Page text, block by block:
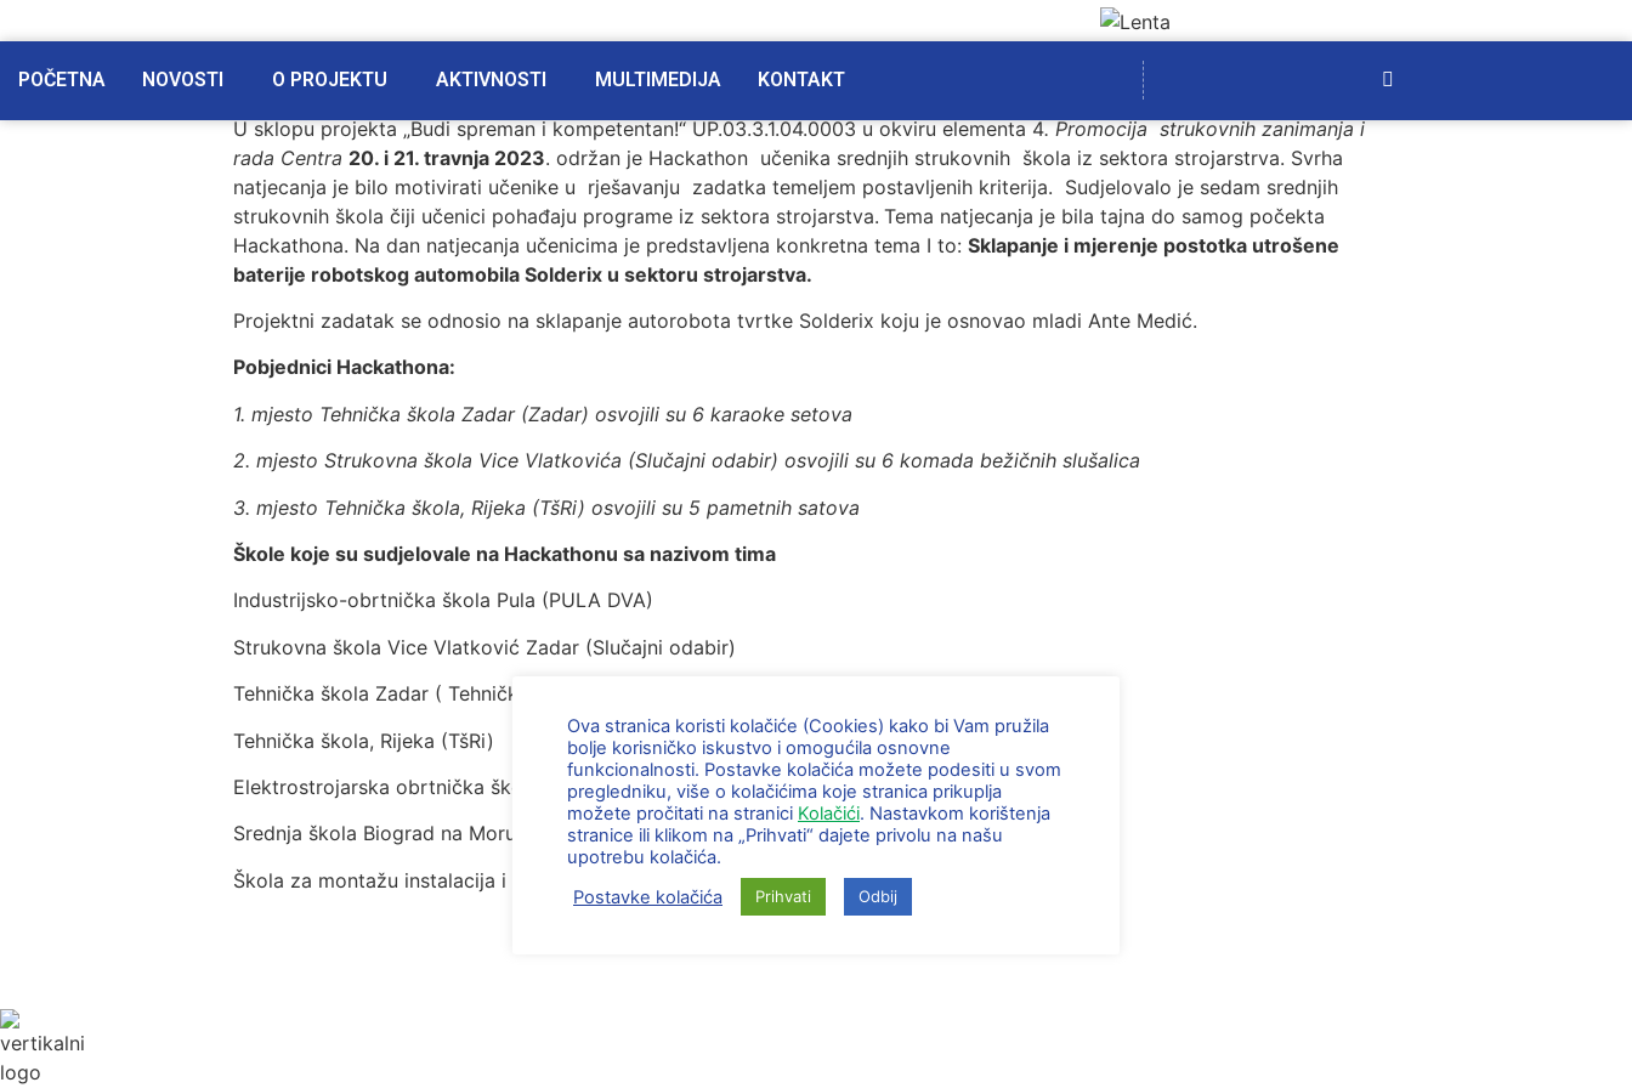
POČETNA NOVOSTI O PROJEKTU AKTIVNOSTI MULTIMEDIJA KONTAKT
U sklopu projekta „Budi spreman i kompetentan!“ UP.03.3.1.04.0003 u okviru elementa 4. Promocija strukovnih zanimanja i
rada Centra 20. i 21. travnja 2023. održan je Hackathon učenika srednjih strukovnih škola iz sektora strojarstrva. Svrha
natjecanja je bilo motivirati učenike u rješavanju zadatka temeljem postavljenih kriterija. Sudjelovalo je sedam srednjih
strukovnih škola čiji učenici pohađaju programe iz sektora strojarstva. Tema natjecanja je bila tajna do samog počekta
Hackathona. Na dan natjecanja učenicima je predstavljena konkretna tema I to: Sklapanje i mjerenje postotka utrošene
baterije robotskog automobila Solderix u sektoru strojarstva.
Projektni zadatak se odnosio na sklapanje autorobota tvrtke Solderix koju je osnovao mladi Ante Medić.
Pobjednici Hackathona:
1. mjesto Tehnička škola Zadar (Zadar) osvojili su 6 karaoke setova
2. mjesto Strukovna škola Vice Vlatkovića (Slučajni odabir) osvojili su 6 komada bežičnih slušalica
3. mjesto Tehnička škola, Rijeka (TšRi) osvojili su 5 pametnih satova
Škole koje su sudjelovale na Hackathonu sa nazivom tima
Industrijsko-obrtnička škola Pula (PULA DVA)
Strukovna škola Vice Vlatković Zadar (Slučajni odabir)
Tehnička škola Zadar ( Tehnička Škola Zadar )
Tehnička škola, Rijeka (TšRi)
Elektrostrojarska obrtnička škola Zagreb ( Selska petorka)
Srednja škola Biograd na Moru (Biograd)
Škola za montažu instalacija i metalnih konstrukcija (Monteri)
Ova stranica koristi kolačiće (Cookies) kako bi Vam pružila
bolje korisničko iskustvo i omogućila osnovne
funkcionalnosti. Postavke kolačića možete podesiti u svom
pregledniku, više o kolačićima koje stranica prikuplja
možete pročitati na stranici Kolačići. Nastavkom korištenja
stranice ili klikom na „Prihvati“ dajete privolu na našu
upotrebu kolačića.
Postavke kolačića
Prihvati Odbij